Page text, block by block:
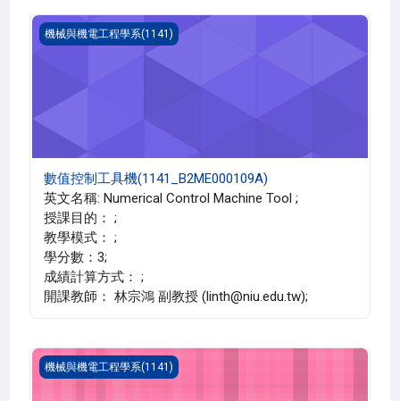
數值控制工具機(1141_B2ME000109A)
機械與機電工程學系(1141)
數值控制工具機(1141_B2ME000109A)
英文名稱: Numerical Control Machine Tool ;
授課目的： ;
教學模式： ;
學分數：3;
成績計算方式： ;
開課教師： 林宗鴻 副教授 (linth@niu.edu.tw);
機械製造(1141_B2ME000120B)
機械與機電工程學系(1141)